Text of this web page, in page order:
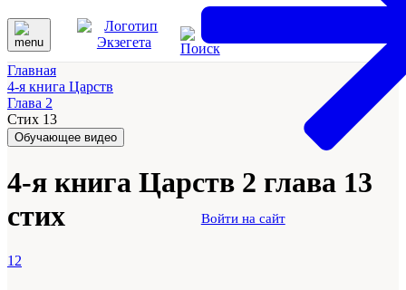
Войти на сайт
Главная
4-я книга Царств
Глава 2
Стих 13
Обучающее видео
4-я книга Царств 2 глава 13
стих
12